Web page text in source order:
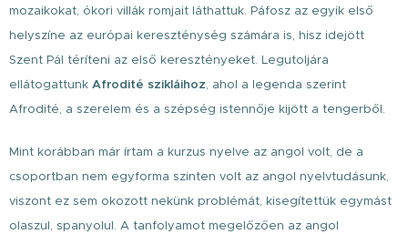
mozaikokat, ókori villák romjait láthattuk. Páfosz az egyik első
helyszíne az európai kereszténység számára is, hisz idejött
Szent Pál téríteni az első keresztényeket. Legutoljára
ellátogattunk Afrodité szikláihoz, ahol a legenda szerint
Afrodité, a szerelem és a szépség istennője kijött a tengerből.
Mint korábban már írtam a kurzus nyelve az angol volt, de a
csoportban nem egyforma szinten volt az angol nyelvtudásunk,
viszont ez sem okozott nekünk problémát, kisegítettük egymást
olaszul, spanyolul. A tanfolyamot megelőzően az angol